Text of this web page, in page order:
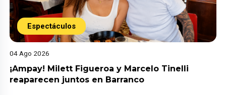
Espectáculos
04 Ago 2026
¡Ampay! Milett Figueroa y Marcelo Tinelli
reaparecen juntos en Barranco